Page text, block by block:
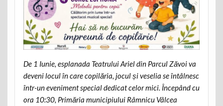
De 1 Iunie, esplanada Teatrului Ariel din Parcul Zăvoi va
deveni locul în care copilăria, jocul și veselia se întâlnesc
într-un eveniment special dedicat celor mici. Începând cu
ora 10:30, Primăria municipiului Râmnicu Vâlcea